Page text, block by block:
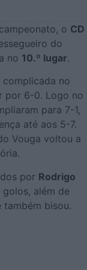
o CD
do
no 10.º lugar.
complicada no
por 6-0. Logo no
para 7-1,
até aos 5-7.
Vouga voltou a
por Rodrigo
além de
também bisou.